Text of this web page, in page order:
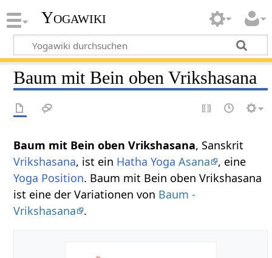
Yogawiki
Baum mit Bein oben Vrikshasana
Baum mit Bein oben Vrikshasana, Sanskrit
Vrikshasana, ist ein Hatha Yoga Asana
, eine
Yoga Position. Baum mit Bein oben Vrikshasana
ist eine der Variationen von Baum -
Vrikshasana
.